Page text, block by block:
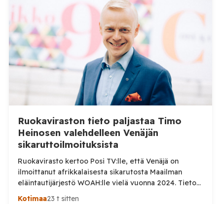
Ruokaviraston tieto paljastaa Timo
Heinosen valehdelleen Venäjän
sikaruttoilmoituksista
Ruokavirasto kertoo Posi TV:lle, että Venäjä on
ilmoittanut afrikkalaisesta sikarutosta Maailman
eläintautijärjestö WOAH:lle vielä vuonna 2024. Tieto
haastaa kokoomuksen kansanedustaja Timo Heinosen
Kotimaa23 t sitten